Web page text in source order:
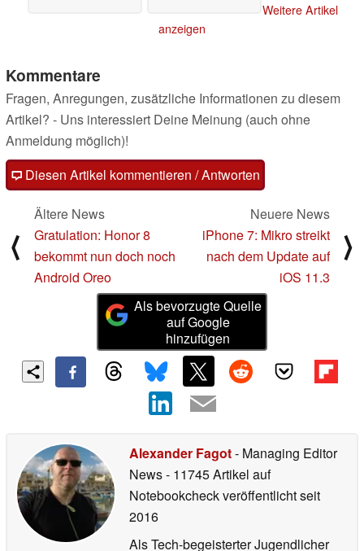
Weitere Artikel
anzeigen
Kommentare
Fragen, Anregungen, zusätzliche Informationen zu diesem
Artikel? - Uns interessiert Deine Meinung (auch ohne
Anmeldung möglich)!
Diesen Artikel kommentieren / Antworten
⟨
Ältere News
Gratulation: Honor 8
bekommt nun doch noch
Android Oreo
Neuere News
iPhone 7: Mikro streikt
nach dem Update auf
iOS 11.3
⟩
Als bevorzugte Quelle
auf Google
hinzufügen
Alexander Fagot- Managing Editor
News- 11745 Artikel auf
Notebookcheck veröffentlichtseit
2016
Als Tech-begeisterter Jugendlicher